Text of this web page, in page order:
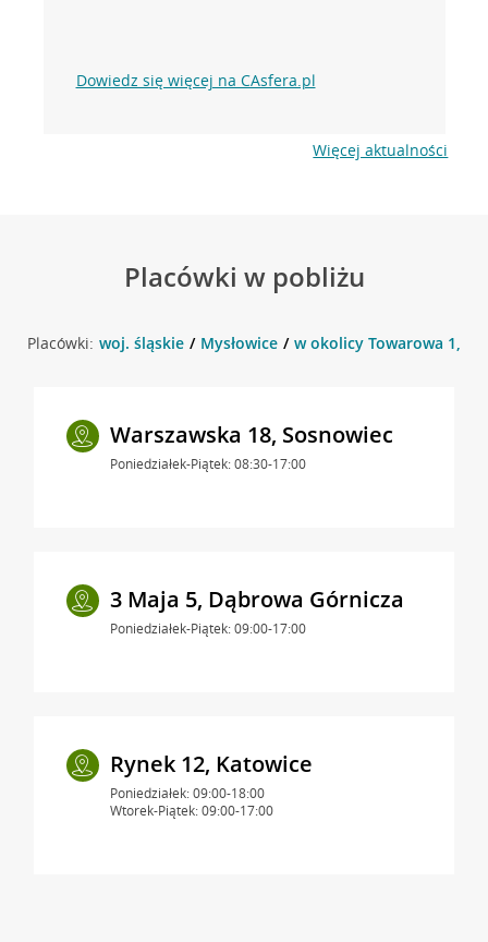
Dowiedz się więcej na CAsfera.pl
Więcej aktualności
Placówki w pobliżu
Placówki: woj. śląskie Mysłowice w okolicy Towarowa 1,
Warszawska 18, Sosnowiec
Poniedziałek-Piątek: 08:30-17:00
3 Maja 5, Dąbrowa Górnicza
Poniedziałek-Piątek: 09:00-17:00
Rynek 12, Katowice
Poniedziałek: 09:00-18:00
Wtorek-Piątek: 09:00-17:00